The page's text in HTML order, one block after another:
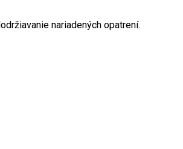
nariadených opatrení.